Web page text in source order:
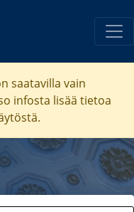
saatavilla vain
infosta lisää tietoa